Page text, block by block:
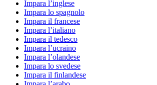
Impara l’inglese
Impara lo spagnolo
Impara il francese
Impara l’italiano
Impara il tedesco
Impara l’ucraino
Impara l’olandese
Impara lo svedese
Impara il finlandese